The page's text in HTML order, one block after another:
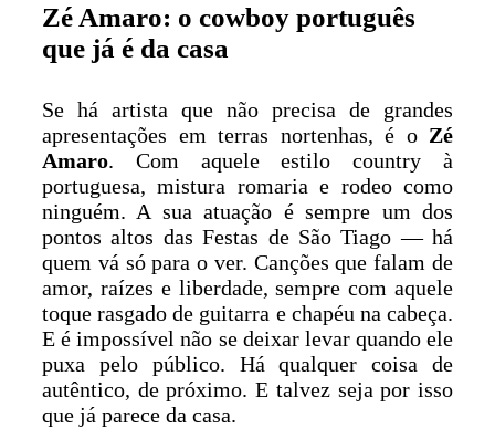
Zé Amaro: o cowboy português
que já é da casa
Se há artista que não precisa de grandes
apresentações em terras nortenhas, é o Zé
Amaro. Com aquele estilo country à
portuguesa, mistura romaria e rodeo como
ninguém. A sua atuação é sempre um dos
pontos altos das Festas de São Tiago — há
quem vá só para o ver. Canções que falam de
amor, raízes e liberdade, sempre com aquele
toque rasgado de guitarra e chapéu na cabeça.
E é impossível não se deixar levar quando ele
puxa pelo público. Há qualquer coisa de
autêntico, de próximo. E talvez seja por isso
que já parece da casa.